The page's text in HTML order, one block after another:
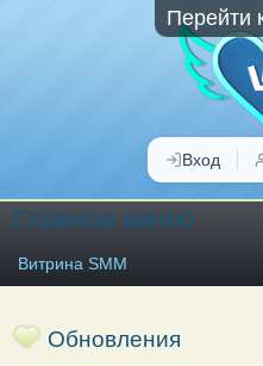
Перейти
Вход
Главное меню
Витрина SMM
Обновления